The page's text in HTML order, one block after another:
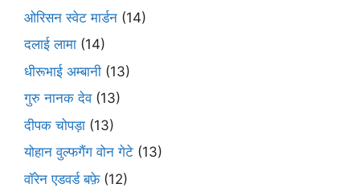
ओरिसन स्‍वेट मार्डन (14)
दलाई लामा (14)
धीरूभाई अम्बानी (13)
गुरु नानक देव(13)
दीपक चोपड़ा (13)
योहान वुल्फगैंग वोन गेटे (13)
वॉरेन एडवर्ड बफ़े(12)